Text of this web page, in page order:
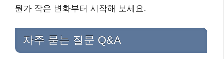
뭔가 작은 변화부터 시작해 보세요.
자주 묻는 질문 Q&A